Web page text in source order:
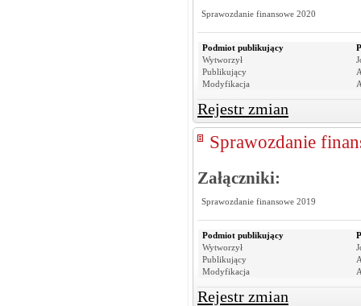
Sprawozdanie finansowe 2020
Podmiot publikujący
Wytworzył
Publikujący
Modyfikacja
Rejestr zmian
Sprawozdanie
Załączniki:
Sprawozdanie finansowe 2019
Podmiot publikujący
Wytworzył
Publikujący
Modyfikacja
Rejestr zmian